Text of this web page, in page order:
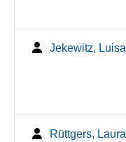
Jekewitz, Luisa
Rüttgers, Laura